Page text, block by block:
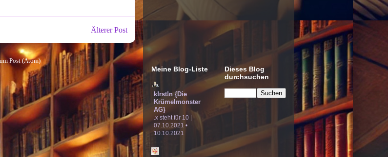
Älterer Post
Post (Atom)
Meine Blog-Liste
k!rst!n {Die
Krümelmonster
AG}
.x steht für 10 |
07.10.2021 •
10.10.2021
Dieses Blog
durchsuchen